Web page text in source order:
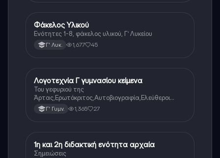
Αρχαία Ελληνικά
Φάκελος Υλικού
Ενότητες 1-8, φάκελος υλικού, Γ’ Λυκείου
Γ' Λυκ. 1,677 45
Νέα Ελληνικά
Λογοτεχνία Γ γυμνασίου κείμενα
Του γεφυριού της
Άρτας,Ερωτόκριτος,Αυτοβιογραφία,Ελεύθεροι
Πολιορκημένοι,Όσο μπορείς,Γιατί μ’αγάπησες,Ένας
ρώσος συνταγματάρχης στη Λάρισα,Ο Παχύς και ο
Γ' Γυμν. 1,365 27
Αρχαία Ελληνικά
1η και 2η διδακτική ενότητα αρχαία
Σημειώσεις